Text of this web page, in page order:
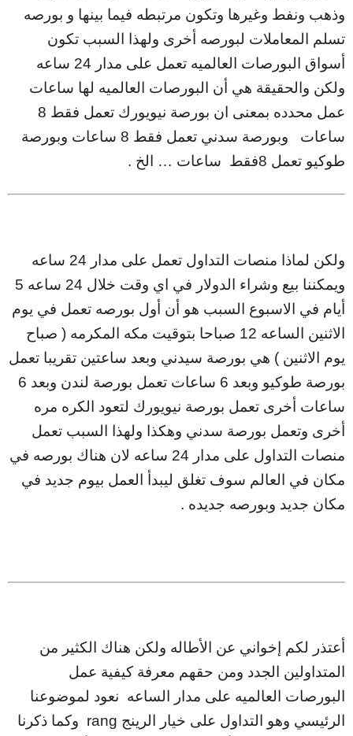
وذهب ونفط وغيرها وتكون مرتبطه فيما بينها و بورصه
تسلم المعاملات لبورصه أخرى ولهذا السبب تكون
أسواق البورصات العالميه تعمل على مدار 24 ساعه
ولكن والحقيقة هي أن البورصات العالميه لها ساعات
عمل محدده بمعنى ان بورصة نيويورك تعمل فقط 8
ساعات وبورصة سدني تعمل فقط 8 ساعات وبورصة
طوكيو تعمل 8فقط ساعات … الخ .
ولكن لماذا منصات التداول تعمل على مدار 24 ساعه
ويمكننا بيع وشراء الدولار في اي وقت خلال 24 ساعه 5
أيام في الاسبوع السبب هو أن أول بورصه تعمل في يوم
الاثنين الساعه 12 صباحا بتوقيت مكه المكرمه ( صباح
يوم الاثنين ) هي بورصة سيدني وبعد ساعتين تقريبا تعمل
بورصة طوكيو وبعد 6 ساعات تعمل بورصة لندن وبعد 6
ساعات أخرى تعمل بورصة نيويورك لتعود الكره مره
أخرى وتعمل بورصة سدني وهكذا ولهذا السبب تعمل
منصات التداول على مدار 24 ساعه لان هناك بورصه في
مكان في العالم سوف تغلق ليبدأ العمل بيوم جديد في
مكان جديد وبورصه جديده .
أعتذر لكم إخواني عن الأطاله ولكن هناك الكثير من
المتداولين الجدد ومن حقهم معرفة كيفية عمل
البورصات العالميه على مدار الساعه نعود لموضوعنا
الرئيسي وهو التداول على خيار الرينج rang وكما ذكرنا